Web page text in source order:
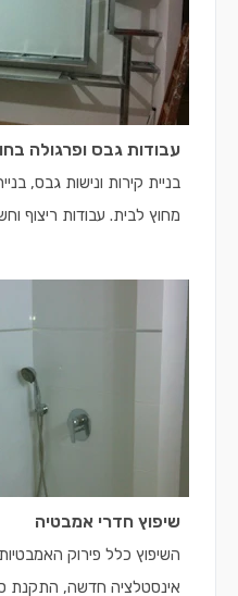
עבודות גבס ופרגולה
בניית קירות ונישות גבס,
מחוץ לבית. עבודות ריצוף
שיפוץ חדרי אמבטיה
השיפוץ כלל פירוק
אינסטלציה חדשה, התקנת